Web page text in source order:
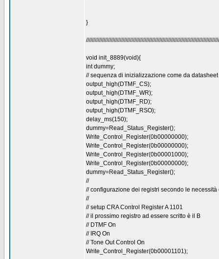
}
void init_8889(void){
int dummy;
// sequenza di inizializzazione come da datasheet
output_high(DTMF_CS);
output_high(DTMF_WR);
output_high(DTMF_RD);
output_high(DTMF_RSO);
delay_ms(150);
dummy=Read_Status_Register();
Write_Control_Register(0b00000000);
Write_Control_Register(0b00000000);
Write_Control_Register(0b00001000);
Write_Control_Register(0b00000000);
dummy=Read_Status_Register();
//
// configurazione dei registri secondo le
//
// setup CRA Control Register A 1101
// il prossimo registro ad essere scritto è il B
// DTMF On
// IRQ On
// Tone Out Control On
Write_Control_Register(0b00001101);